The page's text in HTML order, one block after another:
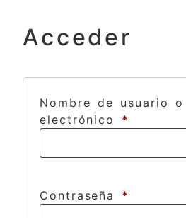
Acceder
Nombre de usuario
electrónico *
Contraseña *